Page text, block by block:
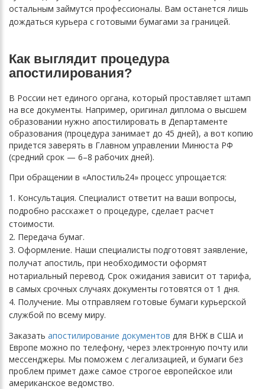
остальным займутся профессионалы. Вам останется лишь
дождаться курьера с готовыми бумагами за границей.
Как выглядит процедура
апостилирования?
В России нет единого органа, который проставляет штамп
на все документы. Например, оригинал диплома о высшем
образовании нужно апостилировать в Департаменте
образования (процедура занимает до 45 дней), а вот копию
придется заверять в Главном управлении Минюста РФ
(средний срок — 6–8 рабочих дней).
При обращении в «Апостиль24» процесс упрощается:
Консультация. Специалист ответит на ваши вопросы,
подробно расскажет о процедуре, сделает расчет
стоимости.
Передача бумаг.
Оформление. Наши специалисты подготовят заявление,
получат апостиль, при необходимости оформят
нотариальный перевод. Срок ожидания зависит от тарифа,
в самых срочных случаях документы готовятся от 1 дня.
Получение. Мы отправляем готовые бумаги курьерской
службой по всему миру.
Заказать апостилирование документов для ВНЖ в США и
Европе можно по телефону, через электронную почту или
мессенджеры. Мы поможем с легализацией, и бумаги без
проблем примет даже самое строгое европейское или
американское ведомство.